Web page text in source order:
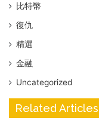
比特幣
復仇
精選
金融
Uncategorized
Related Articles